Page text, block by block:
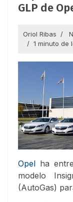
GLP de
Oriol Ribas
1 minuto de
Opel ha
modelo
(AutoGas)